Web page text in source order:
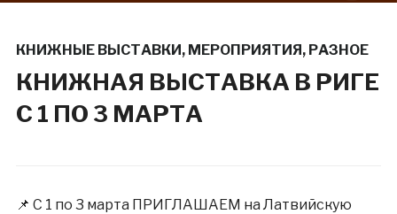
КНИЖНЫЕ ВЫСТАВКИ, МЕРОПРИЯТИЯ, РАЗНОЕ
КНИЖНАЯ ВЫСТАВКА В РИГЕ
С 1 ПО 3 МАРТА
📌 С 1 по 3 марта ПРИГЛАШАЕМ на Латвийскую